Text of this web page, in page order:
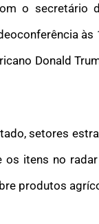
o secretário
Donald
setores
itens no
produtos